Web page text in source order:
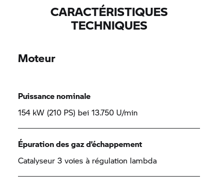
CARACTÉRISTIQUES
TECHNIQUES
Moteur
Puissance nominale
154 kW (210 PS) bei 13.750 U/min
Épuration des gaz d’échappement
Catalyseur 3 voies à régulation lambda